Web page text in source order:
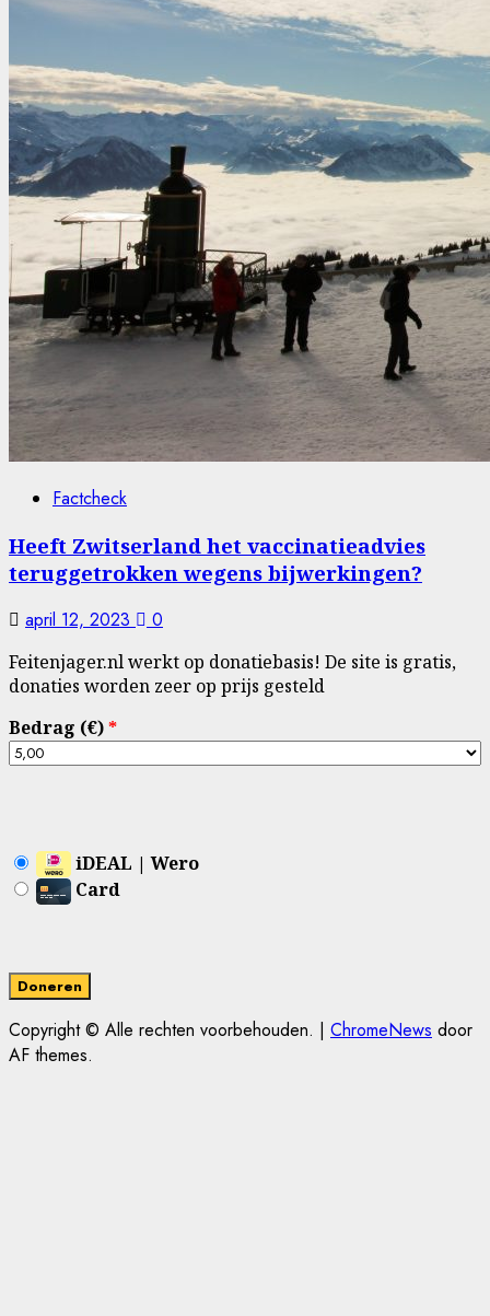
Factcheck
Heeft Zwitserland het vaccinatieadvies
teruggetrokken wegens bijwerkingen?
april 12, 2023 0
Feitenjager.nl werkt op donatiebasis! De site is gratis,
donaties worden zeer op prijs gesteld
Bedrag (€)*
iDEAL | Wero
Card
Copyright © Alle rechten voorbehouden. | ChromeNews door
AF themes.